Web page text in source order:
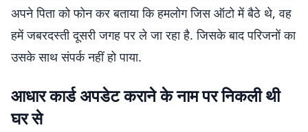
अपने पिता को फोन कर बताया कि हमलोग जिस ऑटो में बैठे थे, वह
हमें जबरदस्ती दूसरी जगह पर ले जा रहा है. जिसके बाद परिजनों का
उसके साथ संपर्क नहीं हो पाया.
आधार कार्ड अपडेट कराने के नाम पर निकली थी
घर से